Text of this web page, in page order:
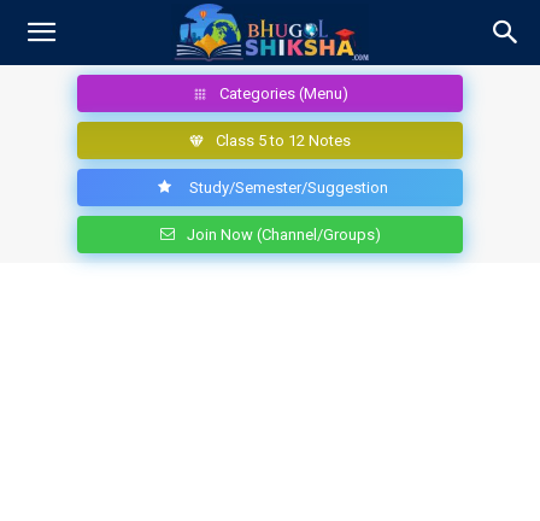
Categories (Menu)
Class 5 to 12 Notes
Study/Semester/Suggestion
Join Now (Channel/Groups)